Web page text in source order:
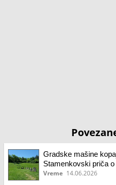
Gradske mašine
Stamenkovski priča
Vreme 14.06.2026